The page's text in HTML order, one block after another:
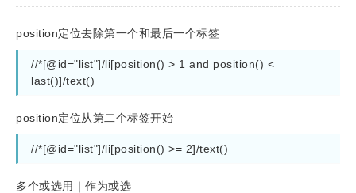
position定位去除第一个和最后一个标签
//*[@id="list"]/li[position() > 1 and position() <
last()]/text()
position定位从第二个标签开始
//*[@id="list"]/li[position() >= 2]/text()
多个或选用｜作为或选